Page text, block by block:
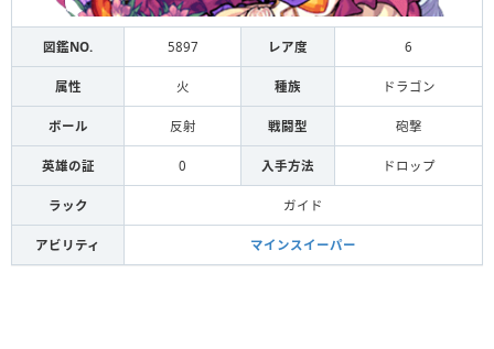
図鑑NO. 5897 レア度 6
属性 火 種族 ドラゴン
ボール 反射 戦闘型 砲撃
英雄の証 0 入手方法 ドロップ
ラック ガイド
アビリティ マインスイーパー